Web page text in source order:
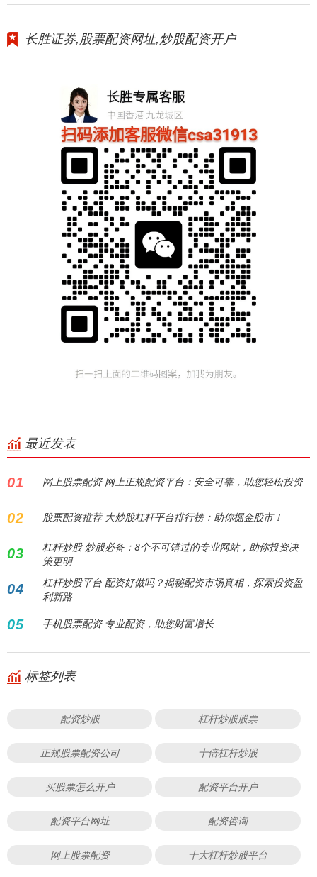
长胜证券,股票配资网址,炒股配资开户
最近发表
01 网上股票配资 网上正规配资平台：安全可靠，助您轻松投资
02 股票配资推荐 大炒股杠杆平台排行榜：助你掘金股市！
03
杠杆炒股 炒股必备：8个不可错过的专业网站，助你投资决
策更明
04
杠杆炒股平台 配资好做吗？揭秘配资市场真相，探索投资盈
利新路
05 手机股票配资 专业配资，助您财富增长
标签列表
配资炒股 杠杆炒股股票
正规股票配资公司 十倍杠杆炒股
买股票怎么开户 配资平台开户
配资平台网址 配资咨询
网上股票配资 十大杠杆炒股平台